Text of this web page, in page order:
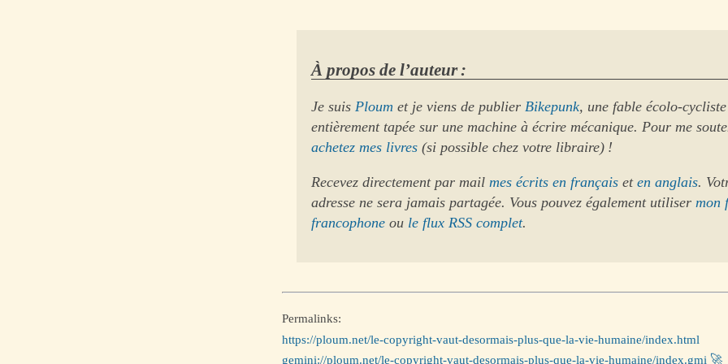
À propos de l’auteur :
Je suis Ploum et je viens de publier Bikepunk, une fable écolo-cycliste
entièrement tapée sur une machine à écrire mécanique. Pour me
achetez mes livres (si possible chez votre libraire) !
Recevez directement par mailmes écrits en français eten anglais.
adresse ne sera jamais partagée. Vous pouvez également utilisermon
francophone ou le flux RSS complet.
Permalinks:
https://ploum.net/le-copyright-vaut-desormais-plus-que-la-vie-humaine/index.html
gemini://ploum.net/le-copyright-vaut-desormais-plus-que-la-vie-humaine/index.gmi